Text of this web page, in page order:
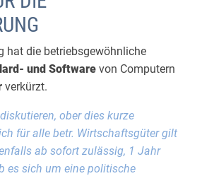
hat die betriebsgewöhnliche
und Software von Computern
verkürzt.
ober dies kurze
für alle betr. Wirtschaftsgüter gilt
ab sofort zulässig, 1 Jahr
es sich um eine politische